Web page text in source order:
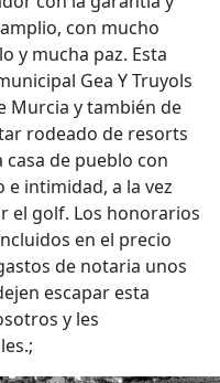
con mucho
y mucha paz. Esta
Gea Y Truyols
Murcia y también de
rodeado de resorts
de pueblo con
intimidad, a la vez
el golf. Los honorarios
en el precio
de notaria unos
escapar esta
y les